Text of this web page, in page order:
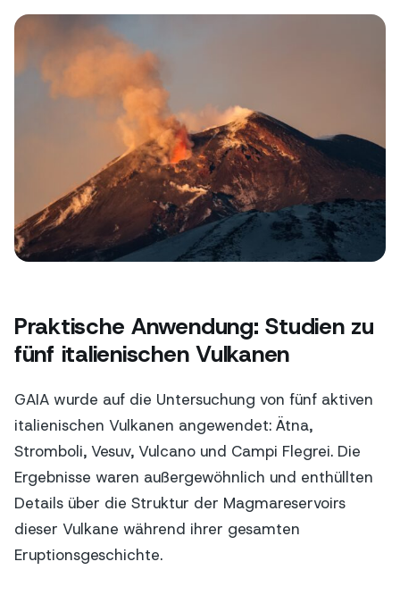
Praktische Anwendung: Studien zu
fünf italienischen Vulkanen
GAIA wurde auf die Untersuchung von fünf aktiven
italienischen Vulkanen angewendet: Ätna,
Stromboli, Vesuv, Vulcano und Campi Flegrei. Die
Ergebnisse waren außergewöhnlich und enthüllten
Details über die Struktur der Magmareservoirs
dieser Vulkane während ihrer gesamten
Eruptionsgeschichte.